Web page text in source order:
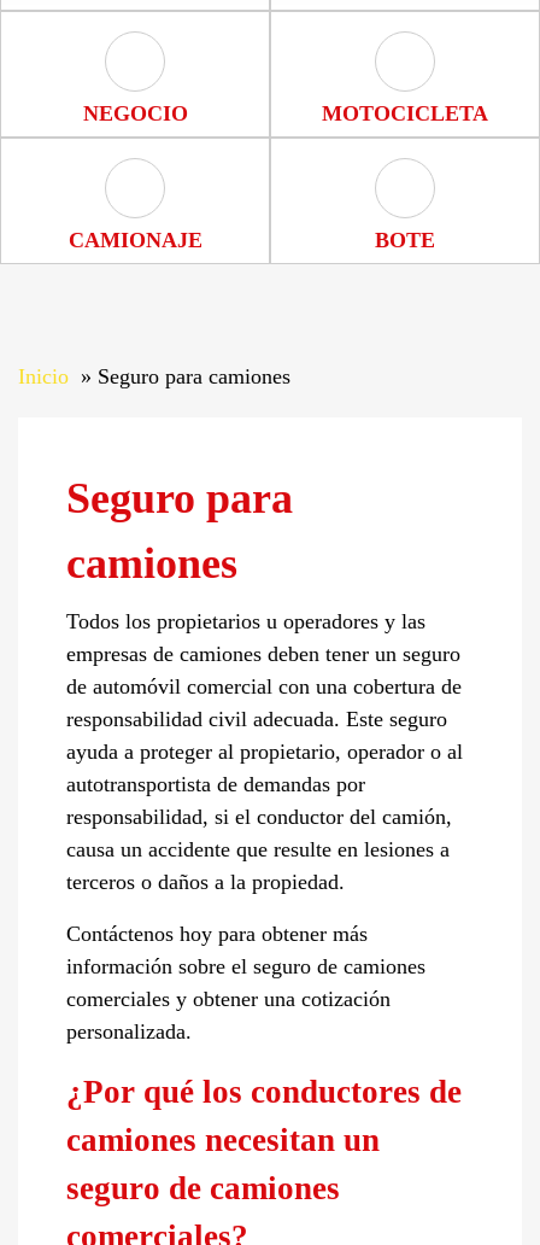
Negocio Icon
NEGOCIO Motocicleta
MOTOCICLETA
Camionaje Icon
CAMIONAJE Bote Icon
BOTE
Inicio Seguro para camiones
Seguro para
camiones
Todos los propietarios u operadores y las
empresas de camiones deben tener un seguro
de automóvil comercial con una cobertura de
responsabilidad civil adecuada. Este seguro
ayuda a proteger al propietario, operador o al
autotransportista de demandas por
responsabilidad, si el conductor del camión,
causa un accidente que resulte en lesiones a
terceros o daños a la propiedad.
Contáctenos hoy para obtener más
información sobre el seguro de camiones
comerciales y obtener una cotización
personalizada.
¿Por qué los conductores de
camiones necesitan un
seguro de camiones
comerciales?